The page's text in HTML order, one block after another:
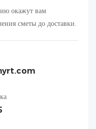
окажут вам
сметы до доставки.